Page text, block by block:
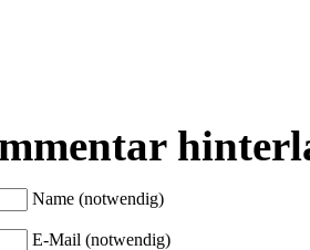
Name (notwendig)
E-Mail (notwendig)